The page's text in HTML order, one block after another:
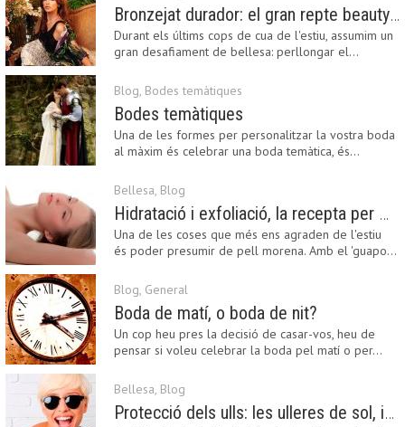
Bronzejat durador: el gran repte beauty del final de l’estiu
Durant els últims cops de cua de l'estiu, assumim un
gran desafiament de bellesa: perllongar el…
Blog, Bodes temàtiques
Bodes temàtiques
Una de les formes per personalitzar la vostra boda
al màxim és celebrar una boda temàtica, és…
Bellesa, Blog
Hidratació i exfoliació, la recepta per mantenir el bronzejat
Una de les coses que més ens agraden de l'estiu
és poder presumir de pell morena. Amb el 'guapo…
Blog, General
Boda de matí, o boda de nit?
Un cop heu pres la decisió de casar-vos, heu de
pensar si voleu celebrar la boda pel matí o per…
Bellesa, Blog
Protecció dels ulls: les ulleres de sol, imprescindibles en una boda estiuenca